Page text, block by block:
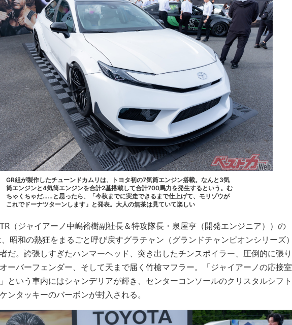
GR組が製作したチューンドカムリは、トヨタ初の7気筒エンジン搭載。なんと3気
筒エンジンと4気筒エンジンを合計2基搭載して合計700馬力を発生するという。む
ちゃくちゃだ……と思ったら、「今秋までに実走できるまで仕上げて、モリゾウが
これでドーナツターンします」と発表。大人の無茶は見ていて楽しい
（ジャイアーノ中嶋裕樹副社長＆特攻隊長・泉屋亨（開発エンジニア））の
、昭和の熱狂をまるごと呼び戻すグラチャン（グランドチャンピオンシリーズ）
だ。誇張しすぎたハンマーヘッド、突き出したチンスポイラー、圧倒的に張り
ーバーフェンダー、そして天まで届く竹槍マフラー。「ジャイアーノの応接室
という車内にはシャンデリアが輝き、センターコンソールのクリスタルシフト
ンタッキーのバーボンが封入される。